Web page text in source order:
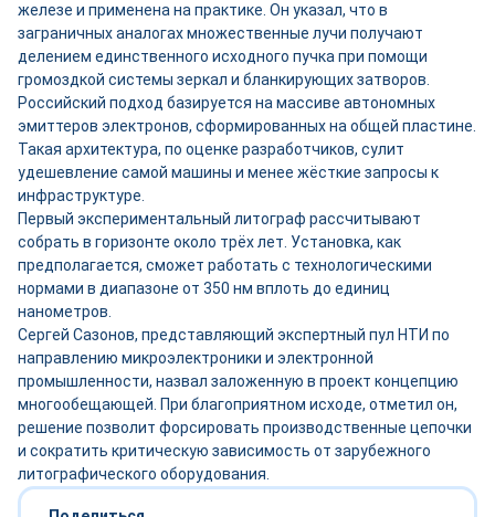
железе и применена на практике. Он указал, что в
заграничных аналогах множественные лучи получают
делением единственного исходного пучка при помощи
громоздкой системы зеркал и бланкирующих затворов.
Российский подход базируется на массиве автономных
эмиттеров электронов, сформированных на общей пластине.
Такая архитектура, по оценке разработчиков, сулит
удешевление самой машины и менее жёсткие запросы к
инфраструктуре.
Первый экспериментальный литограф рассчитывают
собрать в горизонте около трёх лет. Установка, как
предполагается, сможет работать с технологическими
нормами в диапазоне от 350 нм вплоть до единиц
нанометров.
Сергей Сазонов, представляющий экспертный пул НТИ по
направлению микроэлектроники и электронной
промышленности, назвал заложенную в проект концепцию
многообещающей. При благоприятном исходе, отметил он,
решение позволит форсировать производственные цепочки
и сократить критическую зависимость от зарубежного
литографического оборудования.